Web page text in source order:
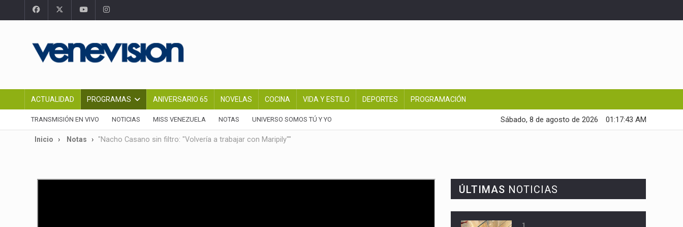
ACTUALIDAD PROGRAMAS ANIVERSARIO 65 NOVELAS COCINA VIDA Y ESTILO DEPORTES PROGRAMACIÓN
TRANSMISIÓN EN VIVO NOTICIAS MISS VENEZUELA NOTAS UNIVERSO SOMOS TÚ Y YO 01:17:44 AM
Sábado, 8 de agosto de 2026
Inicio Notas "Nacho Casano sin filtro: "Volvería a trabajar con Maripily""
ÚLTIMAS NOTICIAS